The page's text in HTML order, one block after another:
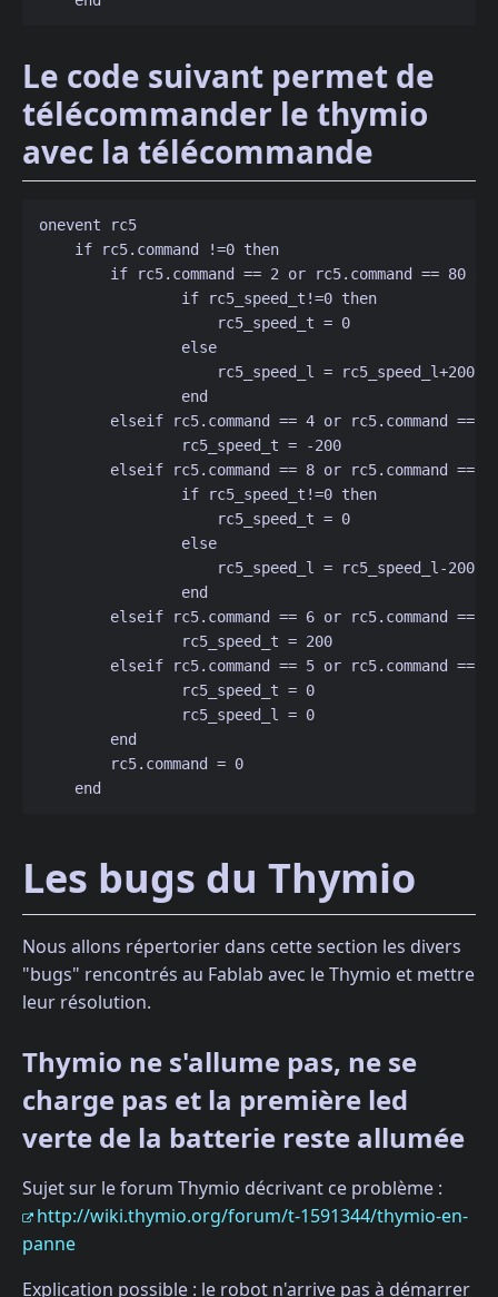
Le code suivant permet de
télécommander le thymio
avec la télécommande
onevent rc5
    if rc5.command !=0 then
if rc5.command == 2 or rc5.command == 80
                if rc5_speed_t!=0 then
                    rc5_speed_t = 0
                else
                    rc5_speed_l = rc5_speed_l+200
                end
elseif rc5.command == 4 or rc5.command ==
                rc5_speed_t = -200
elseif rc5.command == 8 or rc5.command ==
                if rc5_speed_t!=0 then
                    rc5_speed_t = 0
                else
                    rc5_speed_l = rc5_speed_l-200
                end
elseif rc5.command == 6 or rc5.command ==
                rc5_speed_t = 200
elseif rc5.command == 5 or rc5.command ==
                rc5_speed_t = 0
                rc5_speed_l = 0
        end
        rc5.command = 0
Les bugs du Thymio
Nous allons répertorier dans cette section les divers
"bugs" rencontrés au Fablab avec le Thymio et mettre
leur résolution.
Thymio ne s'allume pas, ne se
charge pas et la première led
verte de la batterie reste allumée
Sujet sur le forum Thymio décrivant ce problème :
http://wiki.thymio.org/forum/t-1591344/thymio-en-
panne
Explication possible : le robot n'arrive pas à démarrer